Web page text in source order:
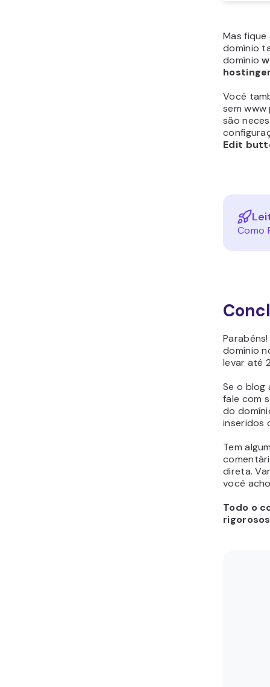
Mas
domínio
domínio
Você
sem
são
Edit
Como
domínio
levar até
Se o blog
fale com
do
inseridos
Tem
direta.
você
Todo o